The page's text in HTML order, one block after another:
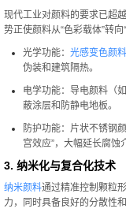
现代工业对颜料的要求已超
势正使颜料从“色彩载体”转向
光学功能： 光感变色颜料
伪装和建筑隔热。
电学功能：导电颜料（
蔽涂层和防静电地板。
防护功能：片状不锈钢
宫效应”，大幅延长腐蚀
3. 纳米化与复合化技术
纳米颜料通过精准控制颗粒
力，同时具备良好的分散性